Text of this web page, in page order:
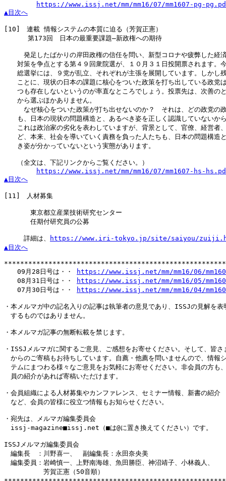
https://www.issj.net/mm/mm16/07/mm1607-pg-
▲目次へ
[10]
連載 情報システムの本質に迫る（芳賀正憲）
第173回　日本の最重要課題―新政権への期待
発足したばかりの岸田政権の信任を問い、新型コロナや疲弊した経
対策を争点とする第４９回衆院選が、１０月３１日投開票されます。
総選挙には、９党が乱立、それぞれが主張を展開しています。しかし
ことに、現状の日本の課題に核心をついた政策を打ち出している政党
つも存在しないというのが率直なところでしょう。投票先は、次善の
から選ぶほかありません。
なぜ核心をついた政策が打ち出せないのか？　それは、どの政党の
も、日本の現状の問題構造と、あるべき姿を正しく認識していないか
これは政治家の劣化を表わしていますが、背景として、官僚、経営者
ど、本来、社会を導いていく責務を負った人たちも、日本の問題構造
き姿が分かっていないという実態があります。
（全文は、下記リンクからご覧ください。）
https://www.issj.net/mm/mm16/07/mm1607-hs-
▲目次へ
[11] 人材募集
東京都立産業技術研究センター
任期付研究員の公募
詳細は、
https://www.iri-tokyo.jp/site/saiyou/
▲目次へ
09月28日号は・・
https://www.issj.net/mm/mm16/06/
08月31日号は・・
https://www.issj.net/mm/mm16/05/
07月30日号は・・
https://www.issj.net/mm/mm16/04/
・本メルマガ中の記名入りの記事は執筆者の意見であり、ISSJの見解を表
するものではありません。
・本メルマガ記事の無断転載を禁じます。
・ISSJメルマガに関するご意見、ご感想をお寄せください。そして、皆さ
からのご寄稿もお待ちしています。自薦・他薦を問いませんので、情報
テムにまつわる様々なご意見をお気軽にお寄せください。非会員の方も
員の紹介があれば寄稿いただけます。
・会員組織による人材募集やカンファレンス、セミナー情報、新書の紹介
など、会員の皆様に役立つ情報もお知らせください。
・宛先は、メルマガ編集委員会
issj-magazine■issj.net（■は@に置き換えてください）です。
ISSJメルマガ編集委員会
編集長　：川野喜一、　副編集長：永田奈央美
編集委員：岩崎慎一、上野南海雄、魚田勝臣、神沼靖子、小林義人、
芳賀正憲（50音順）